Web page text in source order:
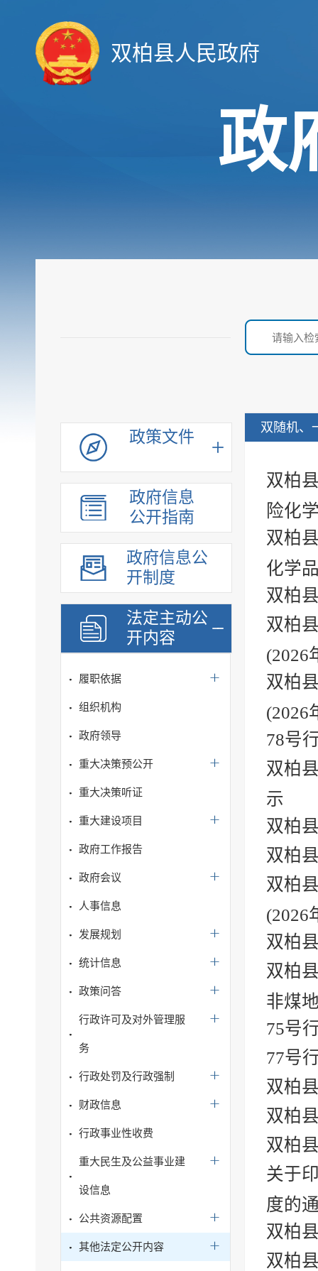
双柏县人民政府
政
政策文件
政府信息
公开指南
政府信息公
开制度
法定主动公
开内容
履职依据
组织机构
政府领导
重大决策预公开
重大决策听证
重大建设项目
政府工作报告
政府会议
人事信息
发展规划
统计信息
政策问答
行政许可及对外管理服
务
行政处罚及行政强制
财政信息
行政事业性收费
重大民生及公益事业建
设信息
公共资源配置
其他法定公开内容
双随机、
双柏
险化
双柏
化学
双柏
双柏
(2026
双柏
(2026
78号
双柏
示
双柏
双柏
双柏
(2026
双柏
双柏
非煤
75号
77号
双柏
双柏
双柏
关于
度的
双柏
双柏